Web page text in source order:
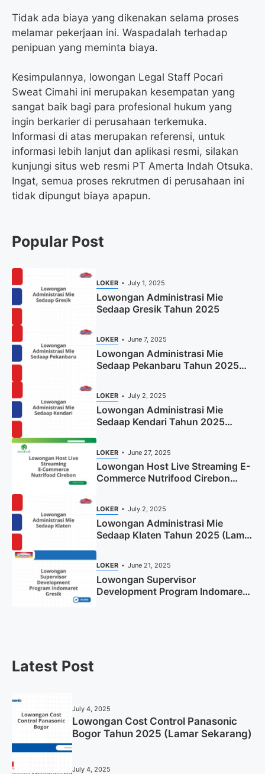
Tidak ada biaya yang dikenakan selama proses
melamar pekerjaan ini. Waspadalah terhadap
penipuan yang meminta biaya.
Kesimpulannya, lowongan Legal Staff Pocari
Sweat Cimahi ini merupakan kesempatan yang
sangat baik bagi para profesional hukum yang
ingin berkarier di perusahaan terkemuka.
Informasi di atas merupakan referensi, untuk
informasi lebih lanjut dan aplikasi resmi, silakan
kunjungi situs web resmi PT Amerta Indah Otsuka.
Ingat, semua proses rekrutmen di perusahaan ini
tidak dipungut biaya apapun.
Popular Post
LOKER July 1, 2025
Lowongan Administrasi Mie
Sedaap Gresik Tahun 2025
LOKER June 7, 2025
Lowongan Administrasi Mie
Sedaap Pekanbaru Tahun 2025
LOKER July 2, 2025
Lowongan Administrasi Mie
Sedaap Kendari Tahun 2025
LOKER June 27, 2025
Lowongan Host Live Streaming E-
Commerce Nutrifood Cirebon
LOKER July 2, 2025
Lowongan Administrasi Mie
Sedaap Klaten Tahun 2025 (Lamar
LOKER June 21, 2025
Lowongan Supervisor
Development Program Indomaret
Latest Post
July 4, 2025
Lowongan Cost Control Panasonic
Bogor Tahun 2025 (Lamar Sekarang)
July 4, 2025